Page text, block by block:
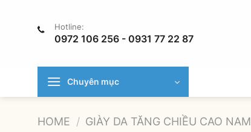
Hotline:
0972 106 256 - 0931 77 22 87
Chuyên mục
HOME / GIÀY DA TĂNG CHIỀU CAO NAM